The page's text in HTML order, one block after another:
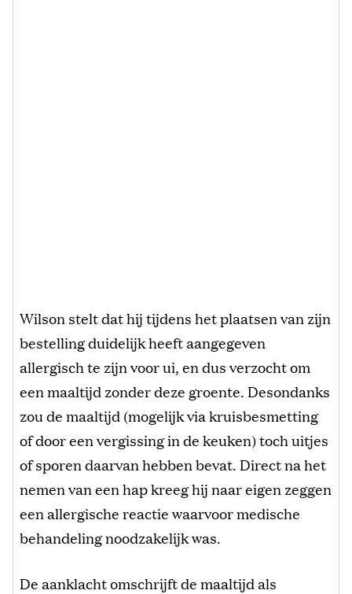
Wilson stelt dat hij tijdens het plaatsen van zijn
bestelling duidelijk heeft aangegeven
allergisch te zijn voor ui, en dus verzocht om
een maaltijd zonder deze groente. Desondanks
zou de maaltijd (mogelijk via kruisbesmetting
of door een vergissing in de keuken) toch uitjes
of sporen daarvan hebben bevat. Direct na het
nemen van een hap kreeg hij naar eigen zeggen
een allergische reactie waarvoor medische
behandeling noodzakelijk was.
De aanklacht omschrijft de maaltijd als